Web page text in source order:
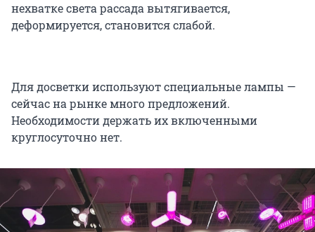
нехватке света рассада вытягивается,
деформируется, становится слабой.
Для досветки используют специальные лампы —
сейчас на рынке много предложений.
Необходимости держать их включенными
круглосуточно нет.